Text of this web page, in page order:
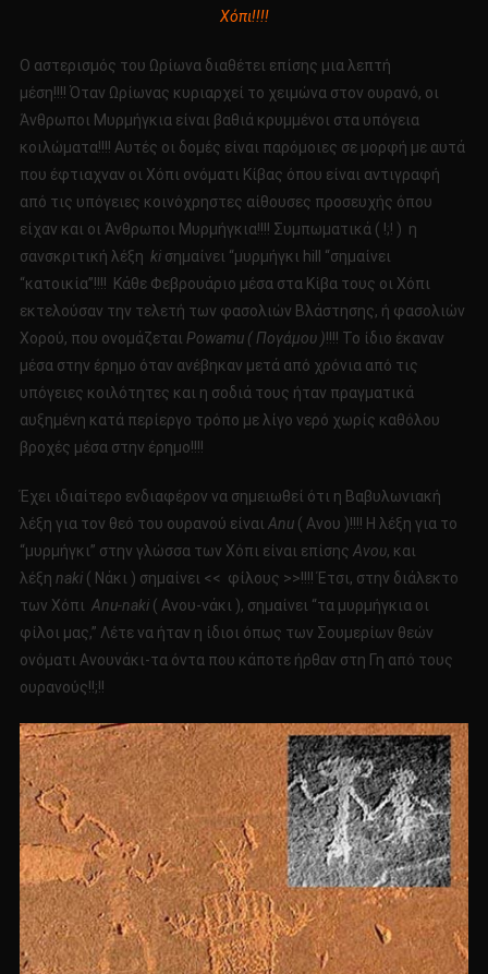
Χόπι!!!!
Ο αστερισμός του Ωρίωνα διαθέτει επίσης μια λεπτή
μέση!!!! Όταν Ωρίωνας κυριαρχεί το χειμώνα στον ουρανό, οι
Άνθρωποι Μυρμήγκια είναι βαθιά κρυμμένοι στα υπόγεια
κοιλώματα!!!! Αυτές οι δομές είναι παρόμοιες σε μορφή με αυτά
που έφτιαχναν οι Χόπι ονόματι Κίβας όπου είναι αντιγραφή
από τις υπόγειες κοινόχρηστες αίθουσες προσευχής όπου
είχαν και οι Άνθρωποι Μυρμήγκια!!!! Συμπωματικά ( !;! ) η
σανσκριτική λέξη kiσημαίνει “μυρμήγκι hill “σημαίνει
“κατοικία”!!!! Κάθε Φεβρουάριο μέσα στα Κίβα τους οι Χόπι
εκτελούσαν την τελετή των φασολιών Βλάστησης, ή φασολιών
Χορού, που ονομάζεται Powamu ( Πογάμου )!!!! Το ίδιο έκαναν
μέσα στην έρημο όταν ανέβηκαν μετά από χρόνια από τις
υπόγειες κοιλότητες και η σοδιά τους ήταν πραγματικά
αυξημένη κατά περίεργο τρόπο με λίγο νερό χωρίς καθόλου
βροχές μέσα στην έρημο!!!!
Έχει ιδιαίτερο ενδιαφέρον να σημειωθεί ότι η Βαβυλωνιακή
λέξη για τον θεό του ουρανού είναι Anu( Ανου )!!!! Η λέξη για το
“μυρμήγκι” στην γλώσσα των Χόπι είναι επίσης Ανου, και
λέξη naki( Νάκι ) σημαίνει << φίλους >>!!!! Έτσι, στην διάλεκτο
των Χόπι Anu-naki( Ανου-νάκι ), σημαίνει “τα μυρμήγκια οι
φίλοι μας,” Λέτε να ήταν η ίδιοι όπως των Σουμερίων θεών
ονόματι Aνουνάκι-τα όντα που κάποτε ήρθαν στη Γη από τους
ουρανούς!!;!!